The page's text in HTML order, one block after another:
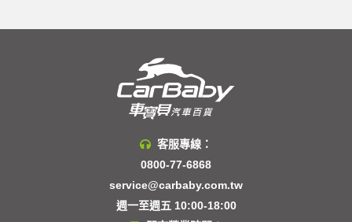
客服專線：
0800-77-6868
service@carbaby.com.tw
週一至週五 10:00-18:00